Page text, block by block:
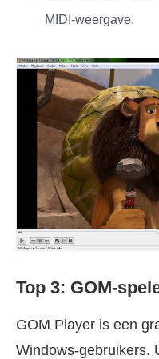
MIDI-weergave.
Top 3: GOM-
GOM Player is een
Windows-gebruikers.